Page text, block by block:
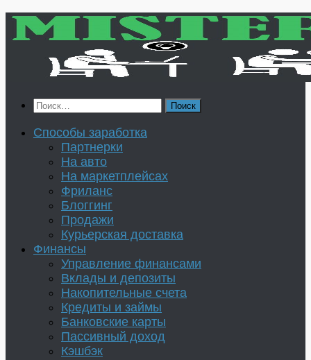
Перейти
Найти:
Способы заработка
Партнерки
На авто
На маркетплейсах
Фриланс
Блоггинг
Продажи
Курьерская доставка
Финансы
Управление финансами
Вклады и депозиты
Накопительные счета
Кредиты и займы
Банковские карты
Пассивный доход
Кэшбэк